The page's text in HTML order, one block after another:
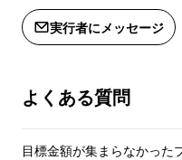
- Beer Menu -
リ」 / 世田谷ホップ
フタコエール / ふた
実行者にメッセージ
よくある質問
目標金額が集まらなかった